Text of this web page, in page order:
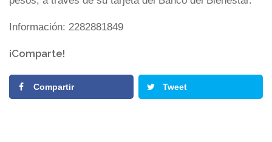
Información: 2282881849
¡Comparte!
Compartir Tweet